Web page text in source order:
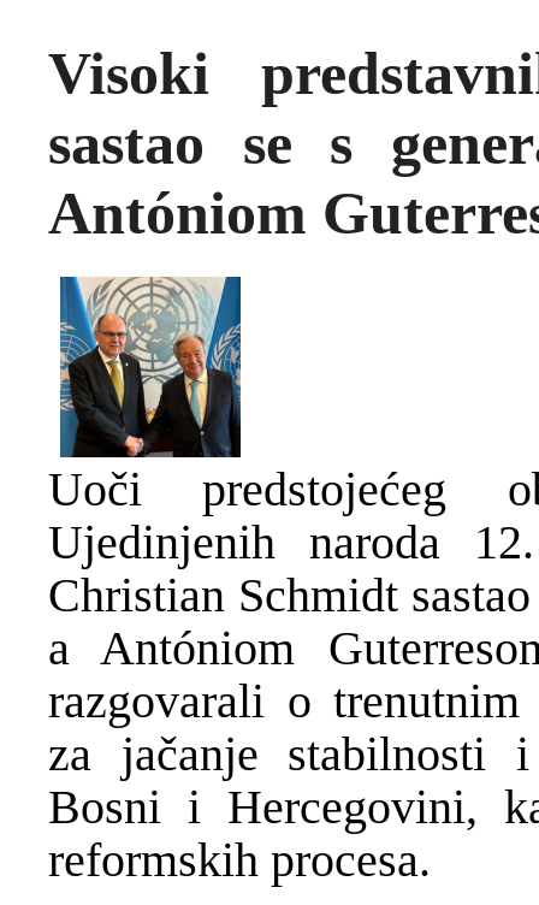
Visoki
sastao se s
Antóniom
Uoči predstojećeg
Ujedinjenih naroda
Christian Schmidt
a Antóniom
razgovarali o
za jačanje stabilnosti
Bosni i Hercegovini,
reformskih procesa.